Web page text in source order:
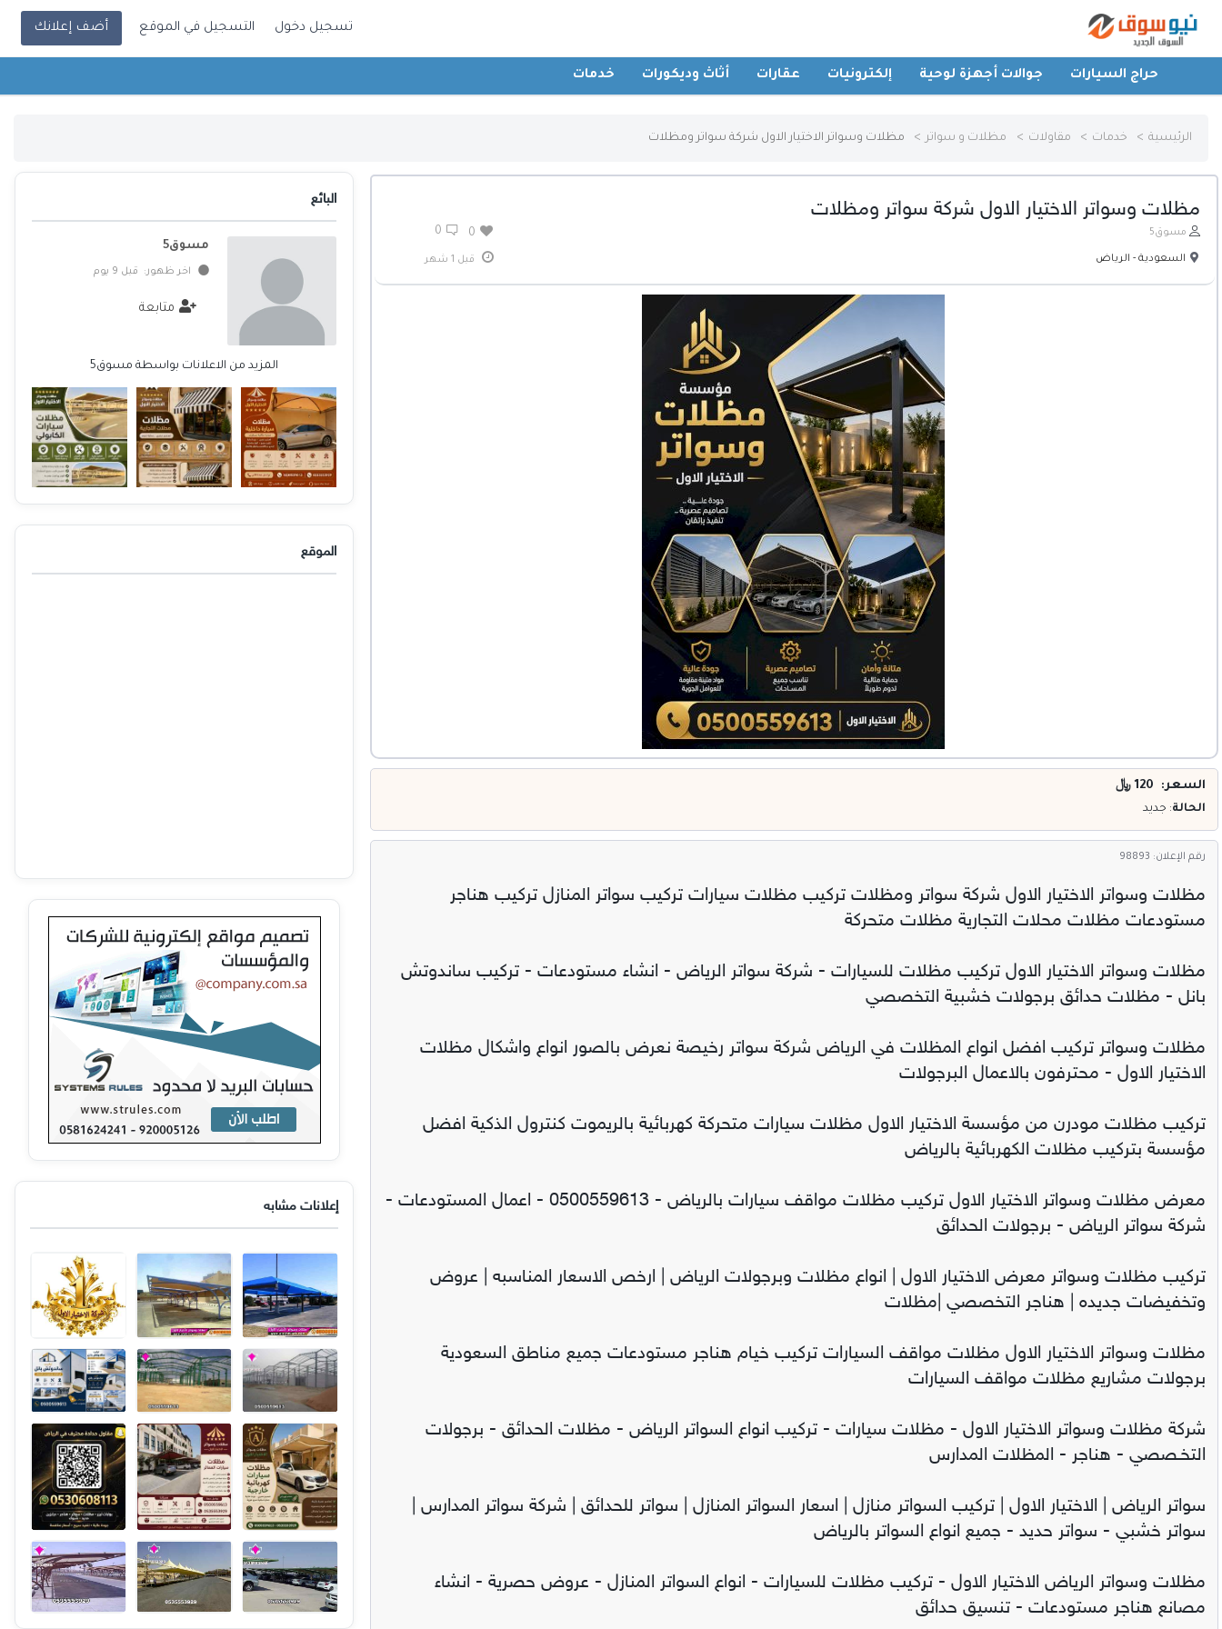
تسجيل دخول التسجيل في الموقع أضف إعلانك
حراج السيارات جوالات أجهزة لوحية إلكترونيات عقارات أثاث وديكورات خدمات
جوالات أجهزة لوحية
إلكترونيات
الرئيسية خدمات مقاولات مظلات و سواتر مظلات وسواتر الاختيار الاول شركة سواتر ومظلات
مظلات وسواتر الاختيار الاول شركة سواتر ومظلات
مسوق5 0 0
قبل 1 شهر
السعر: 120 ﷼
الحالة: جديد
رقم الإعلان: 98893
مظلات وسواتر الاختيار الاول شركة سواتر ومظلات تركيب مظلات سيارات تركيب سواتر المنازل تركيب هناجر
مستودعات مظلات محلات التجارية مظلات متحركة
مظلات وسواتر الاختيار الاول تركيب مظلات للسيارات - شركة سواتر الرياض - انشاء مستودعات - تركيب ساندوتش
بانل - مظلات حدائق برجولات خشبية التخصصي
مظلات وسواتر تركيب افضل انواع المظلات في الرياض شركة سواتر رخيصة نعرض بالصور انواع واشكال مظلات
الاختيار الاول - محترفون بالاعمال البرجولات
تركيب مظلات مودرن من مؤسسة الاختيار الاول مظلات سيارات متحركة كهربائية بالريموت كنترول الذكية افضل
مؤسسة بتركيب مظلات الكهربائية بالرياض
معرض مظلات وسواتر الاختيار الاول تركيب مظلات مواقف سيارات بالرياض - 0500559613 - اعمال المستودعات -
شركة سواتر الرياض - برجولات الحدائق
تركيب مظلات وسواتر معرض الاختيار الاول | انواع مظلات وبرجولات الرياض | ارخص الاسعار المناسبه | عروض
وتخفيضات جديده | هناجر التخصصي |مظلات
مظلات وسواتر الاختيار الاول مظلات مواقف السيارات تركيب خيام هناجر مستودعات جميع مناطق السعودية
برجولات مشاريع مظلات مواقف السيارات
شركة مظلات وسواتر الاختيار الاول - مظلات سيارات - تركيب انواع السواتر الرياض - مظلات الحدائق - برجولات
التخـصصي - هناجر - المظلات المدارس
سواتر الرياض | الاختيار الاول | تركيب السواتر منازل | اسعار السواتر المنازل | سواتر للحدائق | شركة سواتر المدارس |
سواتر خشبي - سواتر حديد - جميع انواع السواتر بالرياض
مظلات وسواتر الرياض الاختيار الاول - تركيب مظلات للسيارات - انواع السواتر المنازل - عروض حصرية - انشاء
مصانع هناجر مستودعات - تنسيق حدائق
البائع
مسوق5
اخر ظهور: قبل 9 يوم
متابعة
المزيد من الاعلانات بواسطة مسوق5
الموقع
إعلانات مشابه